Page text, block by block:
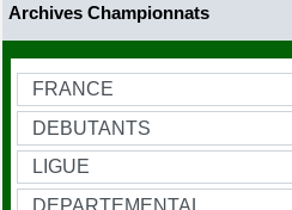
Archives Championnats